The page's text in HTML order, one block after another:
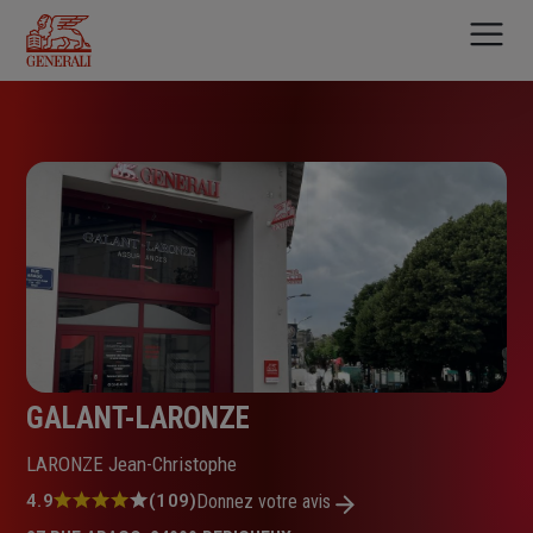
contenu
principal
GALANT-LARONZE
LARONZE Jean-Christophe
Note
4.9 (109)Donnez votre avis